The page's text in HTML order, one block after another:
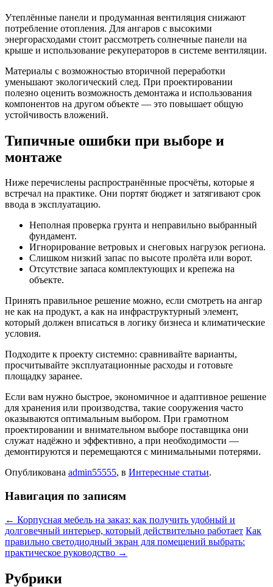
Утеплённые панели и продуманная вентиляция снижают
потребление отопления. Для ангаров с высокими
энергорасходами стоит рассмотреть солнечные панели на
крыше и использование рекуператоров в системе вентиляции.
Материалы с возможностью вторичной переработки
уменьшают экологический след. При проектировании
полезно оценить возможность демонтажа и использования
компонентов на другом объекте — это повышает общую
устойчивость вложений.
Типичные ошибки при выборе и
монтаже
Ниже перечислены распространённые просчёты, которые я
встречал на практике. Они портят бюджет и затягивают срок
ввода в эксплуатацию.
Неполная проверка грунта и неправильно выбранный
фундамент.
Игнорирование ветровых и снеговых нагрузок региона.
Слишком низкий запас по высоте пролёта или ворот.
Отсутствие запаса комплектующих и крепежа на
объекте.
Принять правильное решение можно, если смотреть на ангар
не как на продукт, а как на инфраструктурный элемент,
который должен вписаться в логику бизнеса и климатические
условия.
Подходите к проекту системно: сравнивайте варианты,
просчитывайте эксплуатационные расходы и готовьте
площадку заранее.
Если вам нужно быстрое, экономичное и адаптивное решение
для хранения или производства, такие сооружения часто
оказываются оптимальным выбором. При грамотном
проектировании и внимательном выборе поставщика они
служат надёжно и эффективно, а при необходимости —
демонтируются и перемещаются с минимальными потерями.
Опубликована admin55555, в Интересные статьи.
Навигация по записям
← Корпусная мебель на заказ: как получить удобный и
долговечный интерьер, который действительно работает Как
правильно светодиодный экран для помещений выбрать:
практическое руководство →
Рубрики